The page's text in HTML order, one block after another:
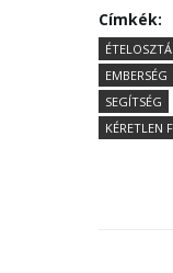
Címkék:
EMBERSÉG
SEGÍTSÉG
KÉRETLEN